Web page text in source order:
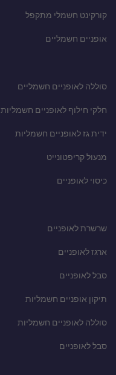
קורקינט חשמלי מתקפל
אופניים חשמליים
סוללה לאופניים חשמליים
חלקי חילוף לאופניים חשמליות
ידית גז לאופניים חשמליות
מנעול קריפטונייט
כיסוי לאופניים
שרשרת לאופניים
ארגז לאופניים
סבל לאופניים
תיקון אופניים חשמליות
סוללה לאופניים חשמליות
סבל לאופניים